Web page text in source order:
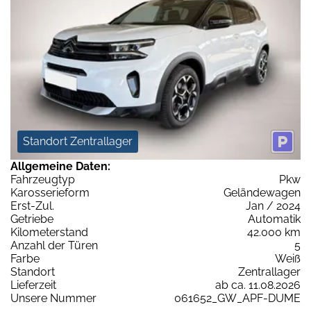
Standort Zentrallager
Allgemeine Daten:
Fahrzeugtyp
Pkw
Karosserieform
Geländewagen
Erst-Zul.
Jan / 2024
Getriebe
Automatik
Kilometerstand
42.000 km
Anzahl der Türen
5
Farbe
Weiß
Standort
Zentrallager
Lieferzeit
ab ca. 11.08.2026
Unsere Nummer
061652_GW_APF-DUME